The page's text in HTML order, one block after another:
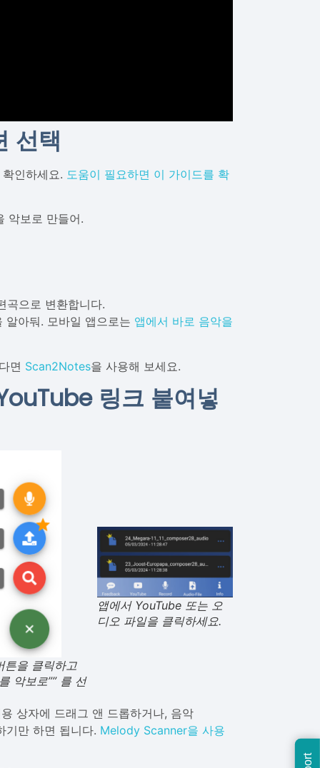
선택
인하세요. 도움이 필요하면 이 가이드를 확
악보로 만들어.
곡으로 변환합니다.
알아둬. 모바일 앱으로는 앱에서 바로 음악을
면 Scan2Notes을 사용해 보세요.
링크 붙여넣
을 클릭하고
악보로”” 를 선
앱에서 YouTube 또는 오
디오 파일을 클릭하세요.
상자에 드래그 앤 드롭하거나, 음악
기만 하면 됩니다. Melody Scanner을 사용